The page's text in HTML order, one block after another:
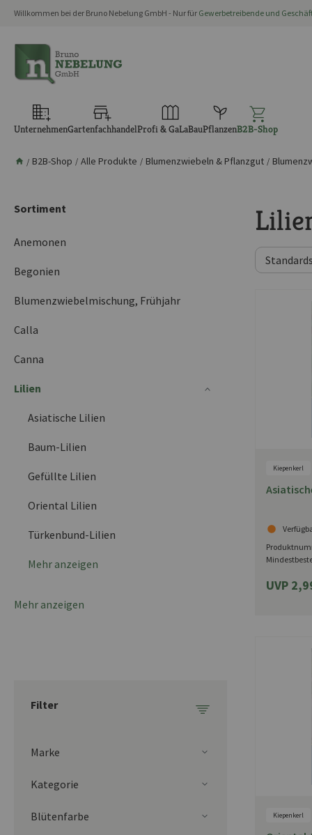
Zur Hauptnavigation springen
Willkommen bei der Bruno Nebelung GmbH - Nur für Gewerbetreibende und
UnternehmenGartenfachhandelProfi & GaLaBauPflanzenB2B-Shop
/ B2B-Shop / Alle Produkte / Blumenzwiebeln & Pflanzgut /
Sortiment
Anemonen
Begonien
Blumenzwiebelmischung, Frühjahr
Calla
Canna
Lilien
Asiatische Lilien
Baum-Lilien
Gefüllte Lilien
Oriental Lilien
Türkenbund-Lilien
Mehr anzeigen
Mehr anzeigen
Filter
Marke
Kategorie
Blütenfarbe
Kiepenkerl
UVP
Kiepenkerl